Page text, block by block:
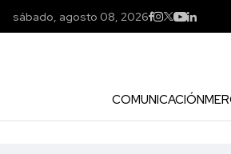
sábado, agosto 08, 2026
COMUNICACIÓN